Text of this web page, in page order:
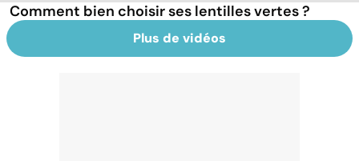
Comment bien choisir ses lentilles vertes ?
Plus de vidéos